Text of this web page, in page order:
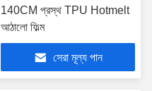
140CM প্রস্থ TPU Hotmelt
আঠালো ফিল্ম
সেরা মূল্য পান